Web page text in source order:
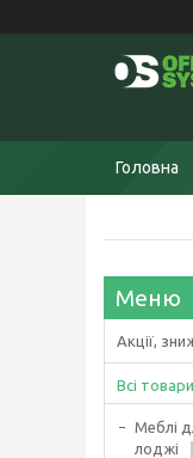
Головна
Акції,
Всі товари
Меблі
лоджі